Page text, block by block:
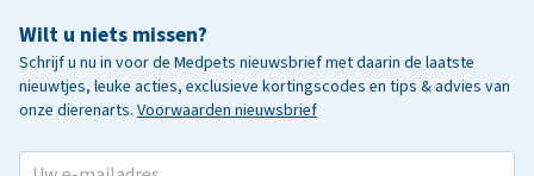
Wilt u niets missen?
Schrijf u nu in voor de Medpets nieuwsbrief met daarin de laatste
nieuwtjes, leuke acties, exclusieve kortingscodes en tips & advies van
onze dierenarts. Voorwaarden nieuwsbrief